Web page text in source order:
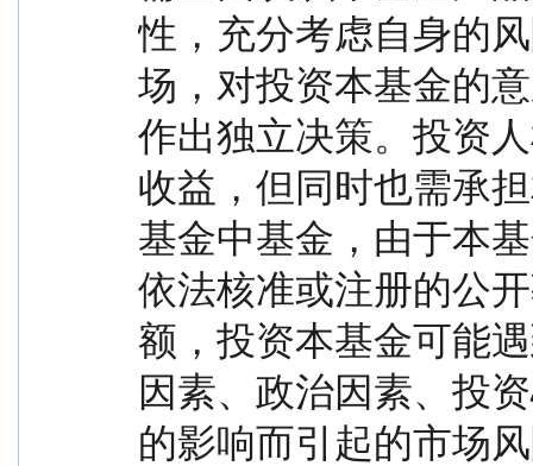
性，充分考虑自身的
场，对投资本基金的
作出独立决策。投资
收益，但同时也需承
基金中基金，由于本
依法核准或注册的公
额，投资本基金可能
因素、政治因素、投
的影响而引起的市场